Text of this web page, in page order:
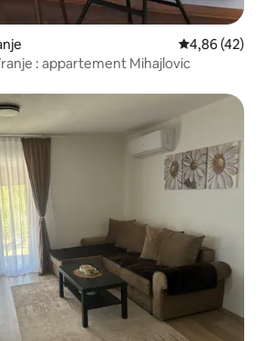
Évaluation
4,86 (42)
: appartement Mihajlovic